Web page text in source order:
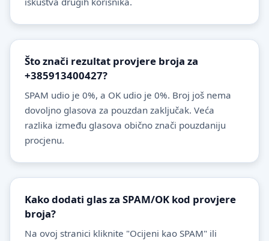
Što znači rezultat provjere broja za
+385913400427?
SPAM udio je 0%, a OK udio je 0%. Broj još nema
dovoljno glasova za pouzdan zaključak. Veća
razlika između glasova obično znači pouzdaniju
procjenu.
Kako dodati glas za SPAM/OK kod provjere
broja?
Na ovoj stranici kliknite "Ocijeni kao SPAM" ili